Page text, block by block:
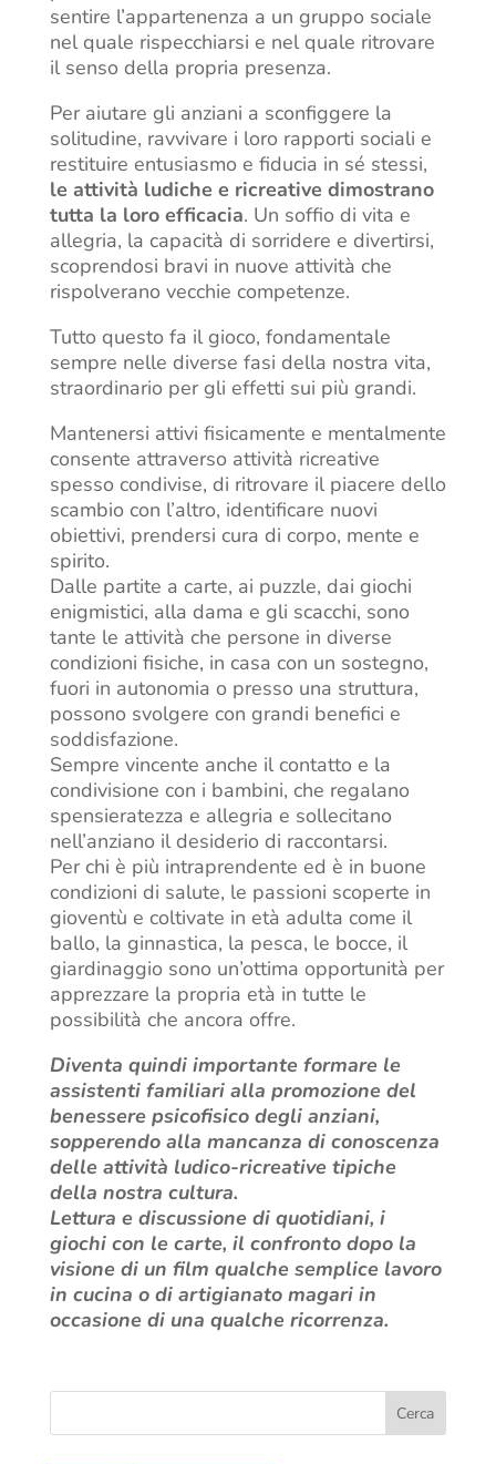
sentire l’appartenenza a un gruppo sociale
nel quale rispecchiarsi e nel quale ritrovare
il senso della propria presenza.
Per aiutare gli anziani a sconfiggere la
solitudine, ravvivare i loro rapporti sociali e
restituire entusiasmo e fiducia in sé stessi,
le attività ludiche e ricreative dimostrano
tutta la loro efficacia. Un soffio di vita e
allegria, la capacità di sorridere e divertirsi,
scoprendosi bravi in nuove attività che
rispolverano vecchie competenze.
Tutto questo fa il gioco, fondamentale
sempre nelle diverse fasi della nostra vita,
straordinario per gli effetti sui più grandi.
Mantenersi attivi fisicamente e mentalmente
consente attraverso attività ricreative
spesso condivise, di ritrovare il piacere dello
scambio con l’altro, identificare nuovi
obiettivi, prendersi cura di corpo, mente e
spirito.
Dalle partite a carte, ai puzzle, dai giochi
enigmistici, alla dama e gli scacchi, sono
tante le attività che persone in diverse
condizioni fisiche, in casa con un sostegno,
fuori in autonomia o presso una struttura,
possono svolgere con grandi benefici e
soddisfazione.
Sempre vincente anche il contatto e la
condivisione con i bambini, che regalano
spensieratezza e allegria e sollecitano
nell’anziano il desiderio di raccontarsi.
Per chi è più intraprendente ed è in buone
condizioni di salute, le passioni scoperte in
gioventù e coltivate in età adulta come il
ballo, la ginnastica, la pesca, le bocce, il
giardinaggio sono un’ottima opportunità per
apprezzare la propria età in tutte le
possibilità che ancora offre.
Diventa quindi importante formare le
assistenti familiari alla promozione del
benessere psicofisico degli anziani,
sopperendo alla mancanza di conoscenza
delle attività ludico-ricreative tipiche
della nostra cultura.
Lettura e discussione di quotidiani, i
giochi con le carte, il confronto dopo la
visione di un film qualche semplice lavoro
in cucina o di artigianato magari in
occasione di una qualche ricorrenza.